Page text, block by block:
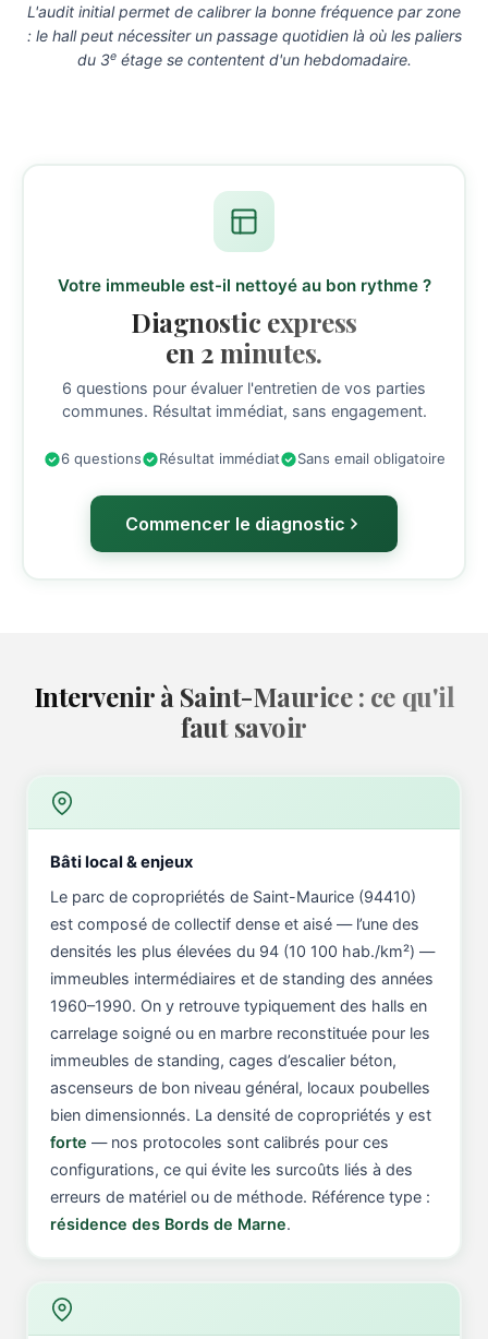
L'audit initial permet de calibrer la bonne fréquence par zone
: le hall peut nécessiter un passage quotidien là où les paliers
du 3eétage se contentent d'un hebdomadaire.
Votre immeuble est-il nettoyé au bon rythme ?
Diagnostic express
en 2 minutes.
6 questions pour évaluer l'entretien de vos parties
communes. Résultat immédiat, sans engagement.
6 questions Résultat immédiat Sans email obligatoire
Commencer le diagnostic
Intervenir à Saint-Maurice : ce qu'il
faut savoir
Bâti local & enjeux
Le parc de copropriétés de Saint-Maurice (94410)
est composé de collectif dense et aisé — l’une des
densités les plus élevées du 94 (10 100 hab./km²) —
immeubles intermédiaires et de standing des années
1960–1990. On y retrouve typiquement des halls en
carrelage soigné ou en marbre reconstituée pour les
immeubles de standing, cages d’escalier béton,
ascenseurs de bon niveau général, locaux poubelles
bien dimensionnés. La densité de copropriétés y est
forte — nos protocoles sont calibrés pour ces
configurations, ce qui évite les surcoûts liés à des
erreurs de matériel ou de méthode. Référence type :
résidence des Bords de Marne.